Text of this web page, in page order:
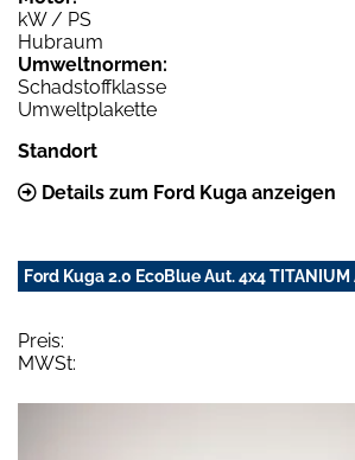
kW / PS
Hubraum
Umweltnormen:
Schadstoffklasse
Umweltplakette
Standort
Details zum Ford Kuga anzeigen
Ford Kuga 2.0 EcoBlue Aut. 4x4 TITANIUM
Preis:
MWSt: